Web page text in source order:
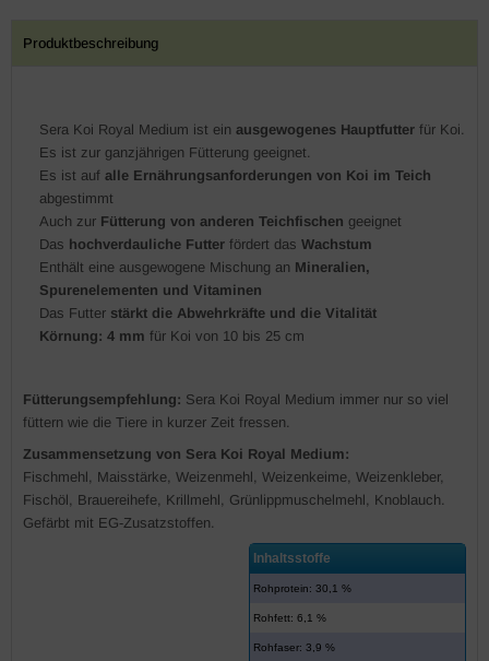
Produktbeschreibung
Sera Koi Royal Medium ist ein ausgewogenes Hauptfutter für Koi.
Es ist zur ganzjährigen Fütterung geeignet.
Es ist auf alle Ernährungsanforderungen von Koi im Teich
abgestimmt
Auch zur Fütterung von anderen Teichfischen geeignet
Das hochverdauliche Futter fördert das Wachstum
Enthält eine ausgewogene Mischung an Mineralien,
Spurenelementen und Vitaminen
Das Futter stärkt die Abwehrkräfte und die Vitalität
Körnung: 4 mm für Koi von 10 bis 25 cm
Fütterungsempfehlung: Sera Koi Royal Medium immer nur so viel
füttern wie die Tiere in kurzer Zeit fressen.
Zusammensetzung von Sera Koi Royal Medium:
Fischmehl, Maisstärke, Weizenmehl, Weizenkeime, Weizenkleber,
Fischöl, Brauereihefe, Krillmehl, Grünlippmuschelmehl, Knoblauch.
Gefärbt mit EG-Zusatzstoffen.
Inhaltsstoffe
Rohprotein: 30,1 %
Rohfett: 6,1 %
Rohfaser: 3,9 %